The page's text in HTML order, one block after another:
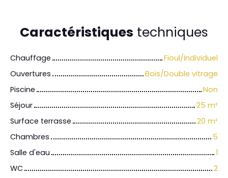
Caractéristiques techniques
Chauffage
Fioul/Individuel
Ouvertures
Bois/Double vitrage
Piscine
Non
Séjour
25 m²
Surface terrasse
20 m²
Chambres
5
Salle d'eau
1
WC
2